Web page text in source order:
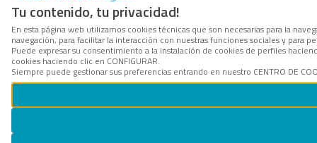
Tu contenido, tu privacidad!
En esta página web utilizamos cookies técnicas que son necesarias para la
navegación, para facilitar la interacción con nuestras funciones sociales y
Puede expresar su consentimiento a la instalación de cookies de perfiles
cookies haciendo clic en CONFIGURAR.
Siempre puede gestionar sus preferencias entrando en nuestro CENTRO DE